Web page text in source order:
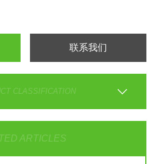
联系我们
CLASSIFICATION
ARTICLES